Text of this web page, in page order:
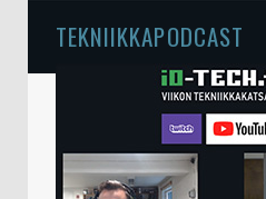
TEKNIIKKAPODCAST